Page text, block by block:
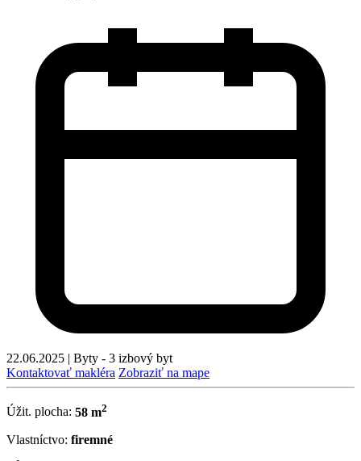
22.06.2025 | Byty - 3 izbový byt
Kontaktovať makléra Zobraziť na mape
Úžit. plocha: 58 m2
Vlastníctvo: firemné